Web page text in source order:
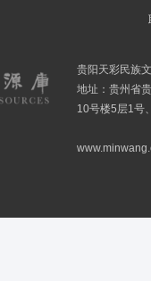
贵阳天彩民族
地址：贵州省
10号楼5层1号